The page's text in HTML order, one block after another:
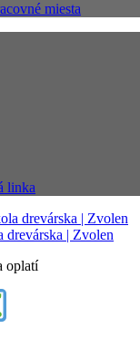
miesta
linka
drevárska | Zvolen
oplatí